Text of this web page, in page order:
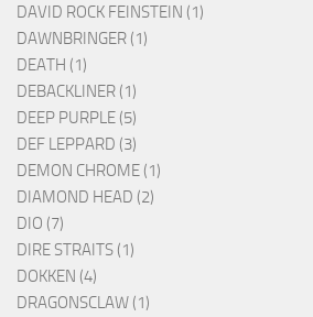
DAVID ROCK FEINSTEIN (1)
DAWNBRINGER (1)
DEATH (1)
DEBACKLINER (1)
DEEP PURPLE (5)
DEF LEPPARD (3)
DEMON CHROME (1)
DIAMOND HEAD (2)
DIO (7)
DIRE STRAITS (1)
DOKKEN (4)
DRAGONSCLAW (1)